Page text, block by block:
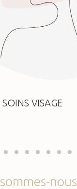
SOINS VISAGE
sommes-nous